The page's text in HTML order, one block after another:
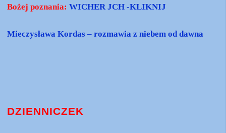
Bożej poznania:WICHER JCH -KLIKNIJ
Mieczysława Kordas – rozmawia z niebem od dawna
DZIENNICZEK